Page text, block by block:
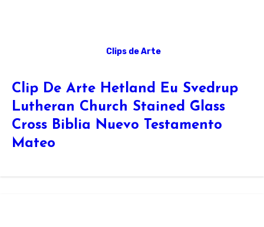
Clips de Arte
Clip De Arte Hetland Eu Svedrup
Lutheran Church Stained Glass
Cross Biblia Nuevo Testamento
Mateo